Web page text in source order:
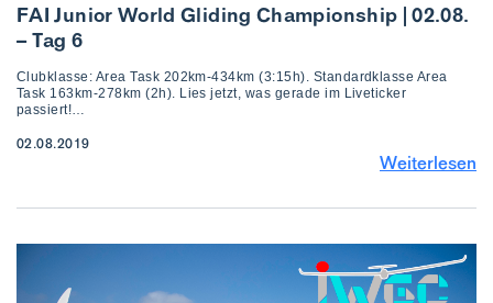
FAI Junior World Gliding Championship | 02.08.
– Tag 6
Clubklasse: Area Task 202km-434km (3:15h). Standardklasse Area
Task 163km-278km (2h). Lies jetzt, was gerade im Liveticker
passiert!…
02.08.2019
Weiterlesen